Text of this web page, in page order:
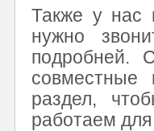
Также у нас
нужно
подробней.
совместные
раздел,
работаем